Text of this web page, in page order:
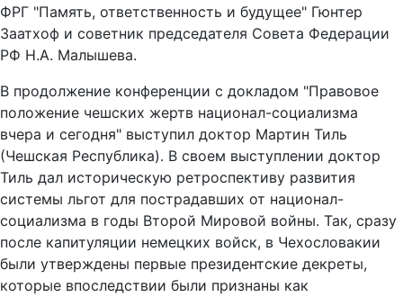
ФРГ "Память, ответственность и будущее" Гюнтер
Заатхоф и советник председателя Совета Федерации
РФ Н.А. Малышева.
В продолжение конференции с докладом "Правовое
положение чешских жертв национал-социализма
вчера и сегодня" выступил доктор Мартин Тиль
(Чешская Республика). В своем выступлении доктор
Тиль дал историческую ретроспективу развития
системы льгот для пострадавших от национал-
социализма в годы Второй Мировой войны. Так, сразу
после капитуляции немецких войск, в Чехословакии
были утверждены первые президентские декреты,
которые впоследствии были признаны как